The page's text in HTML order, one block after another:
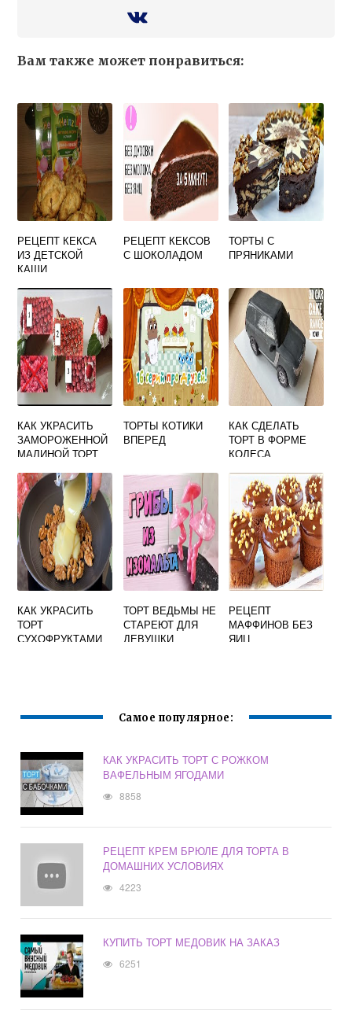
Вам также может понравиться:
РЕЦЕПТ КЕКСА
ИЗ ДЕТСКОЙ
КАШИ
РЕЦЕПТ КЕКСОВ
С ШОКОЛАДОМ
ТОРТЫ С
ПРЯНИКАМИ
КАК УКРАСИТЬ
ЗАМОРОЖЕННОЙ
МАЛИНОЙ ТОРТ
ТОРТЫ КОТИКИ
ВПЕРЕД
КАК СДЕЛАТЬ
ТОРТ В ФОРМЕ
КОЛЕСА
КАК УКРАСИТЬ
ТОРТ
СУХОФРУКТАМИ
ТОРТ ВЕДЬМЫ НЕ
СТАРЕЮТ ДЛЯ
ДЕВУШКИ
РЕЦЕПТ
МАФФИНОВ БЕЗ
ЯИЦ
Самое популярное:
КАК УКРАСИТЬ ТОРТ С РОЖКОМ
ВАФЕЛЬНЫМ ЯГОДАМИ
8858
РЕЦЕПТ КРЕМ БРЮЛЕ ДЛЯ ТОРТА В
ДОМАШНИХ УСЛОВИЯХ
4223
КУПИТЬ ТОРТ МЕДОВИК НА ЗАКАЗ
6251